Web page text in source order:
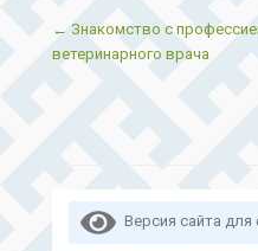
Post navigation
← Знакомство с
ветеринарного врача
Версия сайта для